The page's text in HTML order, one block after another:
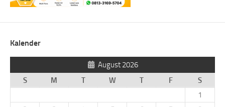
Kalender
August 2026
S
M T W T F
S
1